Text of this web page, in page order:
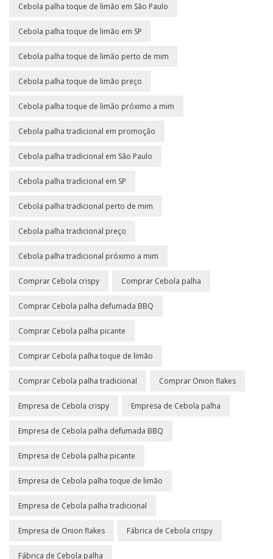
Cebola palha toque de limão em São Paulo
Cebola palha toque de limão em SP
Cebola palha toque de limão perto de mim
Cebola palha toque de limão preço
Cebola palha toque de limão próximo a mim
Cebola palha tradicional em promoção
Cebola palha tradicional em São Paulo
Cebola palha tradicional em SP
Cebola palha tradicional perto de mim
Cebola palha tradicional preço
Cebola palha tradicional próximo a mim
Comprar Cebola crispy Comprar Cebola palha
Comprar Cebola palha defumada BBQ
Comprar Cebola palha picante
Comprar Cebola palha toque de limão
Comprar Cebola palha tradicional Comprar Onion flakes
Empresa de Cebola crispy Empresa de Cebola palha
Empresa de Cebola palha defumada BBQ
Empresa de Cebola palha picante
Empresa de Cebola palha toque de limão
Empresa de Cebola palha tradicional
Empresa de Onion flakes Fábrica de Cebola crispy
Fábrica de Cebola palha